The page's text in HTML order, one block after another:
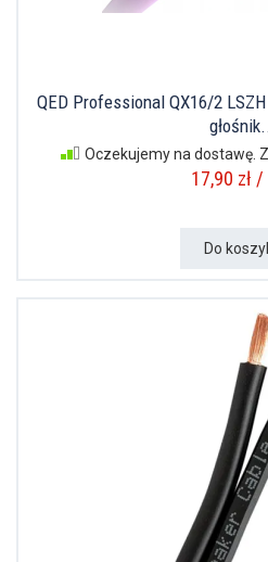
QED Professional QX16/2
Oczekujemy na dostawę.
17,90 zł /
Do